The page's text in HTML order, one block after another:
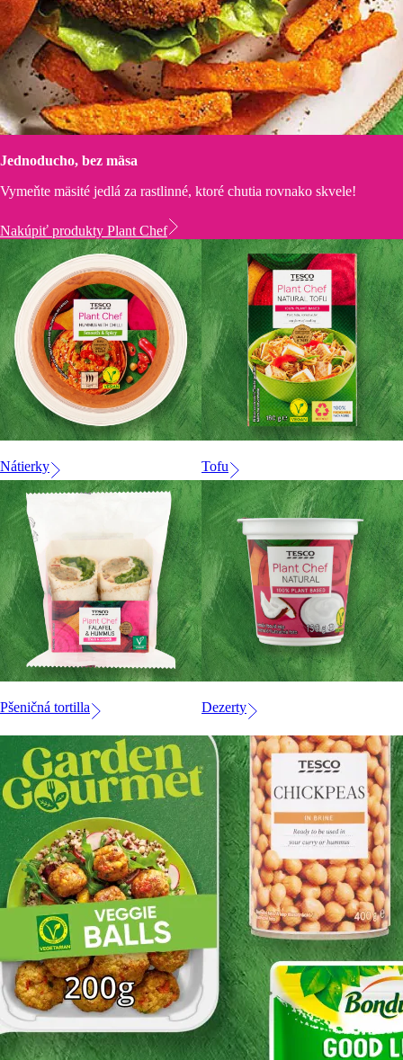
Jednoducho, bez mäsa
Vymeňte mäsité jedlá za rastlinné, ktoré chutia rovnako skvele!
Nakúpiť produkty Plant Chef
Nátierky Tofu
Pšeničná tortilla Dezerty